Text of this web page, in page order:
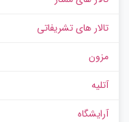
تالار های تشریفاتی
مزون
آتلیه
آرایشگاه